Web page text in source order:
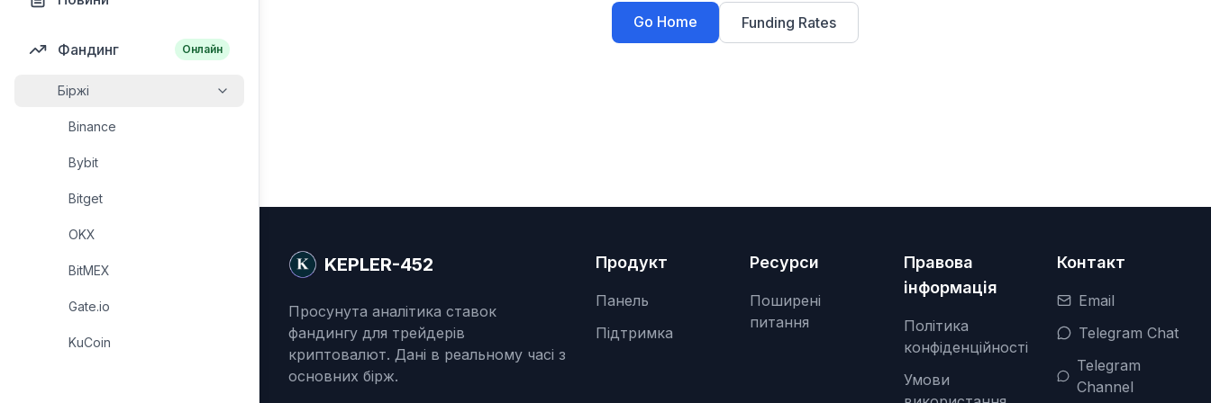
Фандинг Онлайн
Біржі
Binance
Bybit
Bitget
OKX
BitMEX
Gate.io
KuCoin
Go Home Funding Rates
KEPLER-452
Просунута аналітика ставок
фандингу для трейдерів
криптовалют. Дані в реальному часі з
основних бірж.
Продукт
Панель
Підтримка
Ресурси
Поширені
питання
Правова
інформація
Політика
конфіденційності
Умови
Контакт
Email
Telegram Chat
Telegram
Channel